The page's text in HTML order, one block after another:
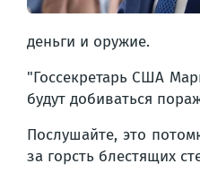
деньги и оружие.
"Госсекретарь США
будут добиваться
Послушайте, это
за горсть блестящих